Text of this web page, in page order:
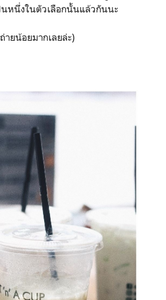
หนึ่งในตัวเลือกนั้นแล้วกันนะ
ายน้อยมากเลยล่ะ)